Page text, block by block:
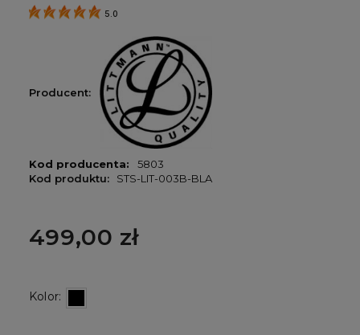
5.0
Producent:
Kod producenta:
5803
Kod produktu:
STS-LIT-003B-BLA
499,00 zł
Kolor: